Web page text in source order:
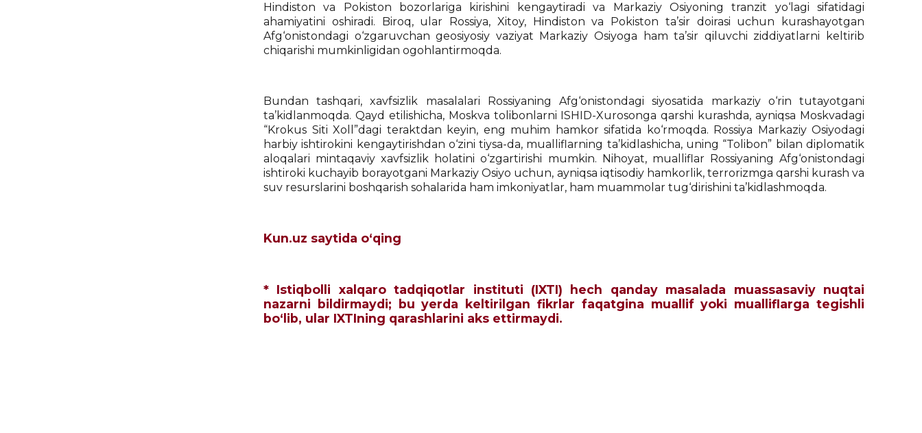
Hindiston va Pokiston bozorlariga kirishini kengaytiradi va Markaziy Osiyoning tranzit yo‘lagi sifatidagi
ahamiyatini oshiradi. Biroq, ular Rossiya, Xitoy, Hindiston va Pokiston ta’sir doirasi uchun kurashayotgan
Afg‘onistondagi o‘zgaruvchan geosiyosiy vaziyat Markaziy Osiyoga ham ta’sir qiluvchi ziddiyatlarni keltirib
chiqarishi mumkinligidan ogohlantirmoqda.
Bundan tashqari, xavfsizlik masalalari Rossiyaning Afg‘onistondagi siyosatida markaziy o‘rin tutayotgani
ta’kidlanmoqda. Qayd etilishicha, Moskva tolibonlarni ISHID-Xurosonga qarshi kurashda, ayniqsa Moskvadagi
“Krokus Siti Xoll”dagi teraktdan keyin, eng muhim hamkor sifatida ko‘rmoqda. Rossiya Markaziy Osiyodagi
harbiy ishtirokini kengaytirishdan o‘zini tiysa-da, mualliflarning ta’kidlashicha, uning “Tolibon” bilan diplomatik
aloqalari mintaqaviy xavfsizlik holatini o‘zgartirishi mumkin. Nihoyat, mualliflar Rossiyaning Afg‘onistondagi
ishtiroki kuchayib borayotgani Markaziy Osiyo uchun, ayniqsa iqtisodiy hamkorlik, terrorizmga qarshi kurash va
suv resurslarini boshqarish sohalarida ham imkoniyatlar, ham muammolar tug‘dirishini ta’kidlashmoqda.
Kun.uz saytida o‘qing
* Istiqbolli xalqaro tadqiqotlar instituti (IXTI) hech qanday masalada muassasaviy nuqtai
nazarni bildirmaydi; bu yerda keltirilgan fikrlar faqatgina muallif yoki mualliflarga tegishli
bo‘lib, ular IXTIning qarashlarini aks ettirmaydi.